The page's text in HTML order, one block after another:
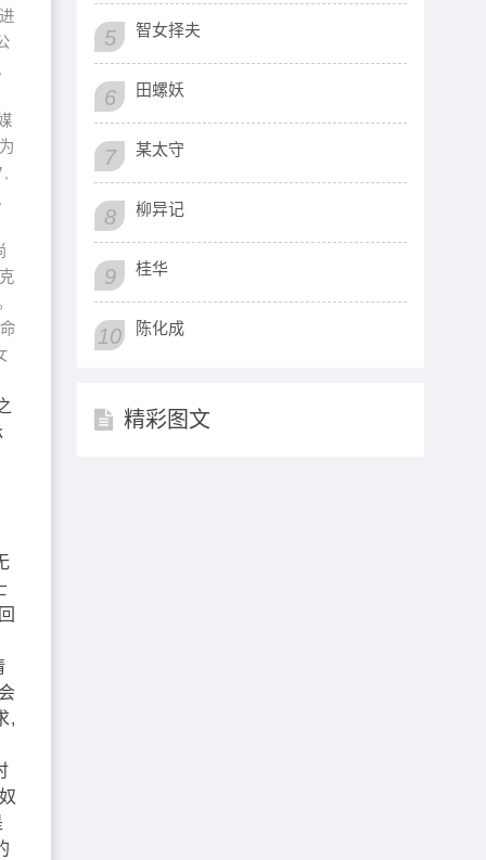
,
5 智女择夫
6 田螺妖
7 某太守
8 柳异记
9 桂华
10 陈化成
精彩图文